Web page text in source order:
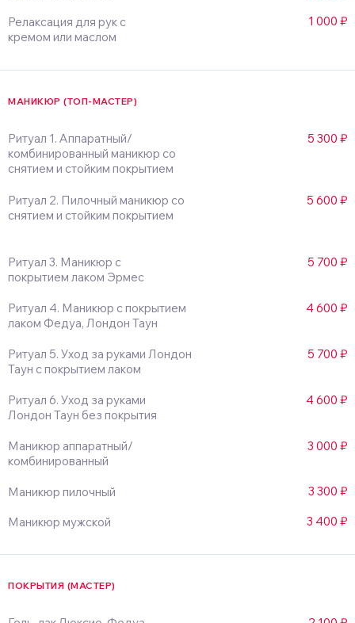
ПОКРЫТИЯ (МАСТЕР)
1 000 ₽
Релаксация для рук с
кремом или маслом
Маникюр пилочный
3 300 ₽
3 400 ₽
Маникюр мужской
Маникюр аппаратный/
комбинированный
3 000 ₽
Ритуал 6. Уход за руками
Лондон Таун без покрытия
4 600 ₽
Ритуал 5. Уход за руками Лондон
Таун с покрытием лаком
5 700 ₽
Ритуал 4. Маникюр с покрытием
лаком Федуа, Лондон Таун
4 600 ₽
Ритуал 3. Маникюр с
покрытием лаком Эрмес
5 700 ₽
Ритуал 2. Пилочный маникюр со
снятием и стойким покрытием
5 600 ₽
МАНИКЮР (ТОП-МАСТЕР)
Ритуал 1. Аппаратный/
комбинированный маникюр со
снятием и стойким покрытием
5 300 ₽